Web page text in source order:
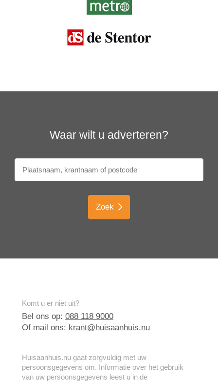
Waar wilt u adverteren?
Zoek
Komt u er niet uit?
Bel ons op: 088 118 9000
Of mail ons: krant@huisaanhuis.nu
Huisaanhuis.nu gaat zorgvuldig met uw
persoonsgegevens om. Informatie over het gebruik
van uw persoonsgegevens leest u in de